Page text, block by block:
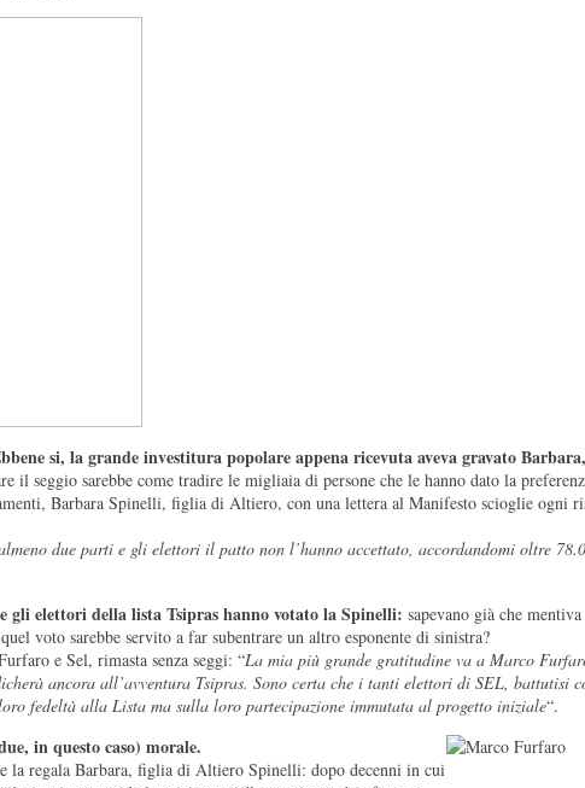
si, la grande investitura popolare appena ricevuta aveva gravato
il seggio sarebbe come tradire le migliaia di persone che le hanno dato la
Barbara Spinelli, figlia di Altiero, con una lettera al Manifesto scioglie ogni
due parti e gli elet­tori il patto non l’hanno accet­tato, accor­dan­domi oltre
gli elettori della lista Tsipras hanno votato la Spinelli: sapevano già che
voto sarebbe servito a far subentrare un altro esponente di sinistra?
e Sel, rimasta senza seggi: “La mia più grande gra­ti­tu­dine va a Marco
ancora all’avventura Tsi­pras. Sono certa che i tanti elet­tori di SEL, bat­tu­tisi
fedeltà alla Lista ma sulla loro partecipazione immu­tata al pro­getto ini­ziale“.
in questo caso) morale.
la regala Barbara, figlia di Altiero Spinelli: dopo decenni in cui